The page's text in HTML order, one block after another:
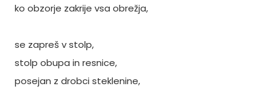
ko obzorje zakrije vsa obrežja,
se zapreš v stolp,
stolp obupa in resnice,
posejan z drobci steklenine,